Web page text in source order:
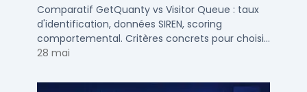
d'identification visiteurs B2B
Comparatif GetQuanty vs Visitor Queue : taux
d'identification, données SIREN, scoring
comportemental. Critères concrets pour choisir
votre solution de lead generation B2B en PME et
28 mai